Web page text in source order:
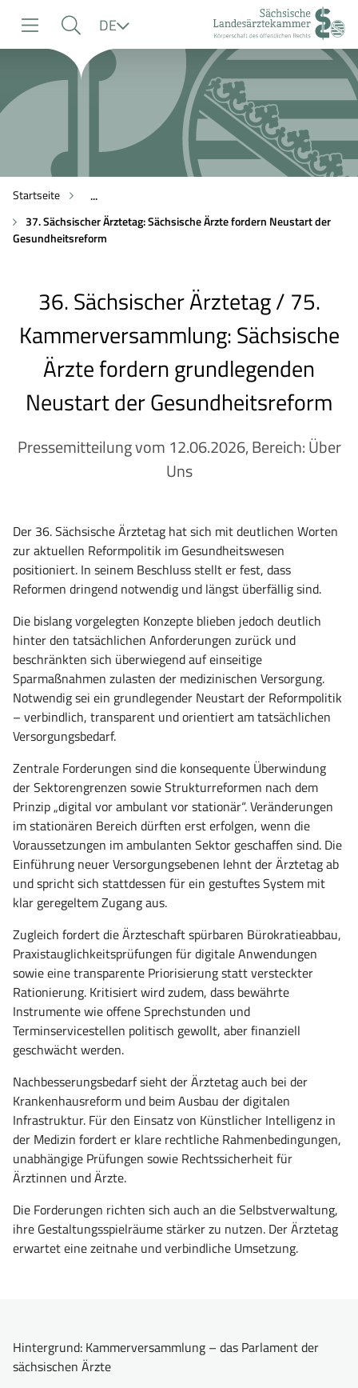
Navigation
Suche
Inhalt
DE
Startseite
...
37. Sächsischer Ärztetag: Sächsische Ärzte fordern Neustart der
Gesundheitsreform
36. Sächsischer Ärztetag / 75.
Kammerversammlung: Sächsische
Ärzte fordern grundlegenden
Neustart der Gesundheitsreform
Pressemitteilung vom 12.06.2026, Bereich: Über
Uns
Der 36. Sächsische Ärztetag hat sich mit deutlichen Worten
zur aktuellen Reformpolitik im Gesundheitswesen
positioniert. In seinem Beschluss stellt er fest, dass
Reformen dringend notwendig und längst überfällig sind.
Die bislang vorgelegten Konzepte blieben jedoch deutlich
hinter den tatsächlichen Anforderungen zurück und
beschränkten sich überwiegend auf einseitige
Sparmaßnahmen zulasten der medizinischen Versorgung.
Notwendig sei ein grundlegender Neustart der Reformpolitik
– verbindlich, transparent und orientiert am tatsächlichen
Versorgungsbedarf.
Zentrale Forderungen sind die konsequente Überwindung
der Sektorengrenzen sowie Strukturreformen nach dem
Prinzip „digital vor ambulant vor stationär“. Veränderungen
im stationären Bereich dürften erst erfolgen, wenn die
Voraussetzungen im ambulanten Sektor geschaffen sind. Die
Einführung neuer Versorgungsebenen lehnt der Ärztetag ab
und spricht sich stattdessen für ein gestuftes System mit
klar geregeltem Zugang aus.
Zugleich fordert die Ärzteschaft spürbaren Bürokratieabbau,
Praxistauglichkeitsprüfungen für digitale Anwendungen
sowie eine transparente Priorisierung statt versteckter
Rationierung. Kritisiert wird zudem, dass bewährte
Instrumente wie offene Sprechstunden und
Terminservicestellen politisch gewollt, aber finanziell
geschwächt werden.
Nachbesserungsbedarf sieht der Ärztetag auch bei der
Krankenhausreform und beim Ausbau der digitalen
Infrastruktur. Für den Einsatz von Künstlicher Intelligenz in
der Medizin fordert er klare rechtliche Rahmenbedingungen,
unabhängige Prüfungen sowie Rechtssicherheit für
Ärztinnen und Ärzte.
Die Forderungen richten sich auch an die Selbstverwaltung,
ihre Gestaltungsspielräume stärker zu nutzen. Der Ärztetag
erwartet eine zeitnahe und verbindliche Umsetzung.
Hintergrund: Kammerversammlung – das Parlament der
sächsischen Ärzte